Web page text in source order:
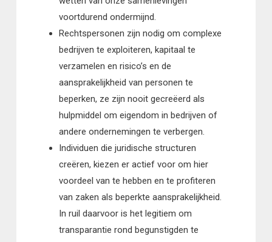
voortdurend ondermijnd.
Rechtspersonen zijn nodig om complexe
bedrijven te exploiteren, kapitaal te
verzamelen en risico’s en de
aansprakelijkheid van personen te
beperken, ze zijn nooit gecreëerd als
hulpmiddel om eigendom in bedrijven of
andere ondernemingen te verbergen.
Individuen die juridische structuren
creëren, kiezen er actief voor om hier
voordeel van te hebben en te profiteren
van zaken als beperkte aansprakelijkheid.
In ruil daarvoor is het legitiem om
transparantie rond begunstigden te